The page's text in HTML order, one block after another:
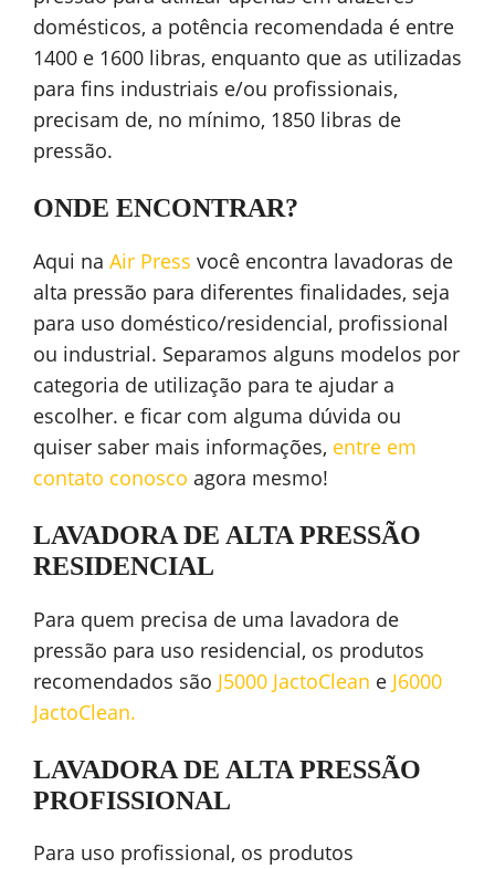
domésticos, a potência recomendada é entre
1400 e 1600 libras, enquanto que as utilizadas
para fins industriais e/ou profissionais,
precisam de, no mínimo, 1850 libras de
pressão.
ONDE ENCONTRAR?
Aqui na Air Press você encontra lavadoras de
alta pressão para diferentes finalidades, seja
para uso doméstico/residencial, profissional
ou industrial. Separamos alguns modelos por
categoria de utilização para te ajudar a
escolher. e ficar com alguma dúvida ou
quiser saber mais informações, entre em
contato conosco agora mesmo!
LAVADORA DE ALTA PRESSÃO
RESIDENCIAL
Para quem precisa de uma lavadora de
pressão para uso residencial, os produtos
recomendados são J5000 JactoClean e J6000
JactoClean.
LAVADORA DE ALTA PRESSÃO
PROFISSIONAL
Para uso profissional, os produtos